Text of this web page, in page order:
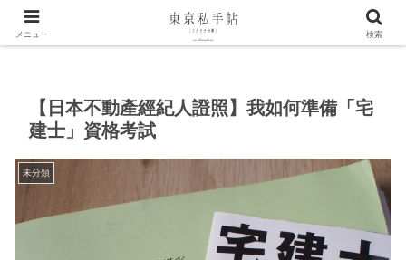
未分類
【日本不動產經紀人證照】我如何準備「宅
建士」資格考試
未分類
メニュー 検索